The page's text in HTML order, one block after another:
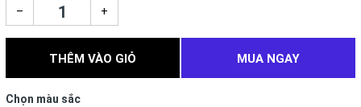
– +
THÊM VÀO GIỎ MUA NGAY
Chọn màu sắc